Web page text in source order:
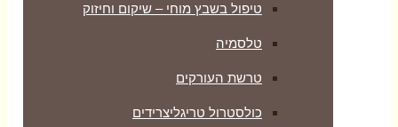
טיפול בשבץ מוחי – שיקום וחיזוק
טלסמיה
טרשת העורקים
כולסטרול טריגליצרידים